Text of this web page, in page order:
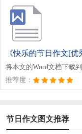
《快乐的节日作文[优
将本文的Word文档下载
推荐度：
节日作文图文推荐